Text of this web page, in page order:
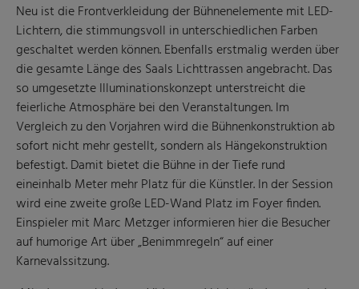
Neu ist die Frontverkleidung der Bühnenelemente mit LED-
Lichtern, die stimmungsvoll in unterschiedlichen Farben
geschaltet werden können. Ebenfalls erstmalig werden über
die gesamte Länge des Saals Lichttrassen angebracht. Das
so umgesetzte Illuminationskonzept unterstreicht die
feierliche Atmosphäre bei den Veranstaltungen. Im
Vergleich zu den Vorjahren wird die Bühnenkonstruktion ab
sofort nicht mehr gestellt, sondern als Hängekonstruktion
befestigt. Damit bietet die Bühne in der Tiefe rund
eineinhalb Meter mehr Platz für die Künstler. In der Session
wird eine zweite große LED-Wand Platz im Foyer finden.
Einspieler mit Marc Metzger informieren hier die Besucher
auf humorige Art über „Benimmregeln“ auf einer
Karnevalssitzung.